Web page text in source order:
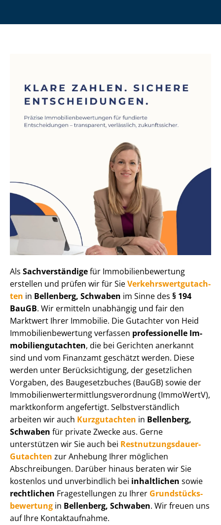
Als Sachverständigefür Im­mo­bi­li­en­be­wer­tung
erstellen und prüfen wir für SieVer­kehrs­wert­gut­ach­
ten in Bellenberg, Schwaben im Sinne des § 194
BauGB. Wir ermitteln unabhängig und fair den
Marktwert Ihrer Immobilie. Die Gutachter von Heid
Im­mo­bi­li­en­be­wer­tung verfassen professionelle Im­
mo­bi­li­en­gut­ach­ten, die bei Gerichten anerkannt
sind und vom Finanzamt geschätzt werden. Diese
werden unter Be­rück­sich­ti­gung, der gesetzlichen
Vorgaben, des Baugesetzbuches (BauGB) sowie der
Im­mo­bi­li­en­wert­ermitt­lungs­ver­ord­nung (ImmoWertV),
marktkonform angefertigt. Selbst­ver­ständ­lich
arbeiten wir auch Kurzgutachten in Bellenberg,
Schwaben für private Zwecke aus. Gerne
unterstützen wir Sie auch bei Rest­nut­zungs­dau­er-
Gutachten zur Anhebung Ihrer möglichen
Abschreibungen. Darüber hinaus beraten wir Sie
kostenlos und unverbindlich bei inhaltlichen sowie
rechtlichen Fragestellungen zu Ihrer Grund­stücks­
be­wer­tung in Bellenberg, Schwaben. Wir freuen uns
auf Ihre Kontaktaufnahme.